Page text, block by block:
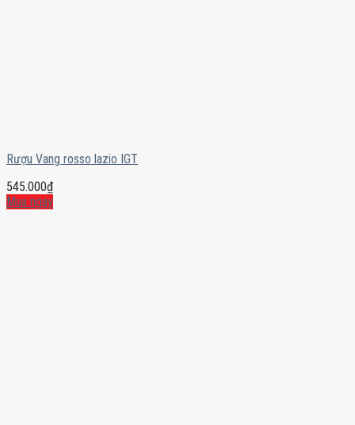
Rượu Vang rosso lazio IGT
545.000₫
Mua ngay